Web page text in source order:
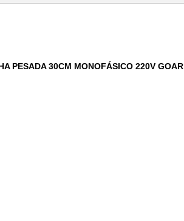
PESADA 30CM MONOFÁSICO 220V GOAR